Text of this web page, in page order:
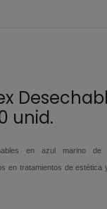
unid.
en azul marino de
en tratamientos de estética